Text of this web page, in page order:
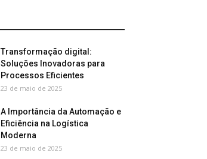
Transformação digital:
Soluções Inovadoras para
Processos Eficientes
23 de maio de 2025
A Importância da Automação e
Eficiência na Logística
Moderna
23 de maio de 2025